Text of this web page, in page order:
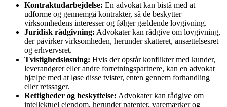
Kontraktudarbejdelse: En advokat kan bistå med at
udforme og gennemgå kontrakter, så de beskytter
virksomhedens interesser og følger gældende lovgivning.
Juridisk rådgivning: Advokater kan rådgive om lovgivning,
der påvirker virksomheden, herunder skatteret, ansættelsesret
og erhvervsret.
Tvistighedsløsning: Hvis der opstår konflikter med kunder,
leverandører eller andre forretningspartnere, kan en advokat
hjælpe med at løse disse tvister, enten gennem forhandling
eller retssager.
Rettigheder og beskyttelse: Advokater kan rådgive om
intellektuel ejendom, herunder patenter, varemærker og